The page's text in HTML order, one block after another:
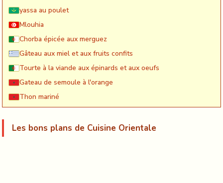
yassa au poulet
Mlouhia
Chorba épicée aux merguez
Gâteau aux miel et aux fruits confits
Tourte à la viande aux épinards et aux oeufs
Gateau de semoule à l'orange
Thon mariné
Les bons plans de Cuisine Orientale